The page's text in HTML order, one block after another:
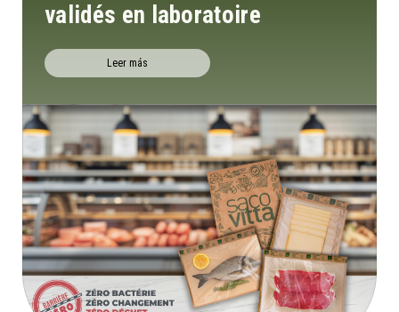
validés en laboratoire
Leer más